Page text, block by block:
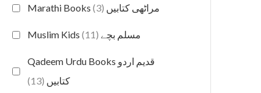
Marathi Books مراٹھی کتابیں (3)
Muslim Kids مسلم بچے (11)
Qadeem Urdu Books قدیم اردو
کتابیں (13)